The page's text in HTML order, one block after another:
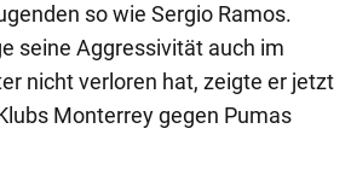
so wie Sergio Ramos.
seine Aggressivität auch im
nicht verloren hat, zeigte er jetzt
Monterrey gegen Pumas